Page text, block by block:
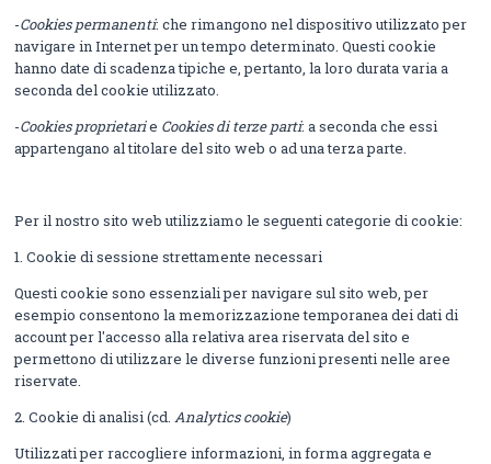
-Cookies permanenti: che rimangono nel dispositivo utilizzato per
navigare in Internet per un tempo determinato. Questi cookie
hanno date di scadenza tipiche e, pertanto, la loro durata varia a
seconda del cookie utilizzato.
-Cookies proprietarie Cookies di terze parti: a seconda che essi
appartengano al titolare del sito web o ad una terza parte.
Per il nostro sito web utilizziamo le seguenti categorie di cookie:
1. Cookie di sessione strettamente necessari
Questi cookie sono essenziali per navigare sul sito web, per
esempio consentono la memorizzazione temporanea dei dati di
account per l'accesso alla relativa area riservata del sito e
permettono di utilizzare le diverse funzioni presenti nelle aree
riservate.
2. Cookie di analisi (cd.Analytics cookie)
Utilizzati per raccogliere informazioni, in forma aggregata e